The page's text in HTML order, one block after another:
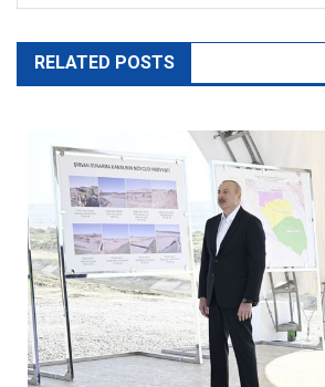
RELATED POSTS